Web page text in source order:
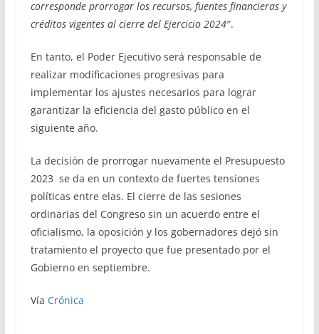
corresponde prorrogar los recursos, fuentes financieras y
créditos vigentes al cierre del Ejercicio 2024″.
En tanto, el Poder Ejecutivo será responsable de
realizar modificaciones progresivas para
implementar los ajustes necesarios para lograr
garantizar la eficiencia del gasto público en el
siguiente año.
La decisión de prorrogar nuevamente el Presupuesto
2023 se da en un contexto de fuertes tensiones
políticas entre elas. El cierre de las sesiones
ordinarias del Congreso sin un acuerdo entre el
oficialismo, la oposición y los gobernadores dejó sin
tratamiento el proyecto que fue presentado por el
Gobierno en septiembre.
Vía Crónica